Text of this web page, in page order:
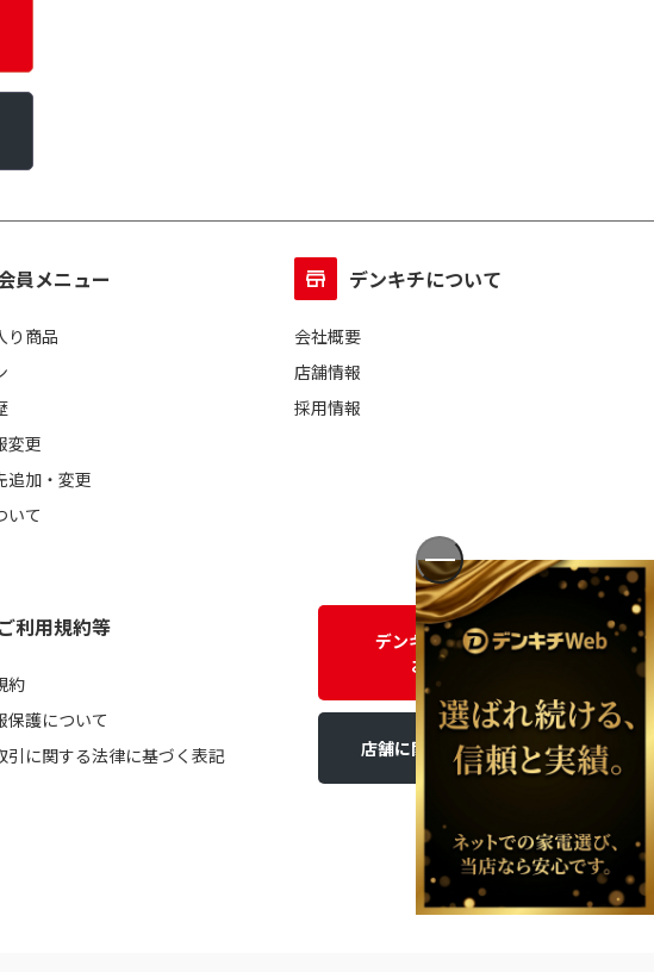
員メニュー
り商品
変更
追加・変更
いて
デンキチについて
会社概要
店舗情報
採用情報
ご利用規約等
約
保護について
引に関する法律に基づく表記
デンキチWEBに関する
お問い合わせ
店舗に関するお問い合わせ